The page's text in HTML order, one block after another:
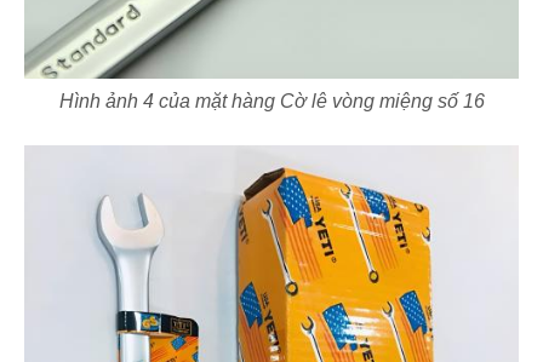
Hình ảnh 4 của mặt hàng Cờ lê vòng miệng số 16